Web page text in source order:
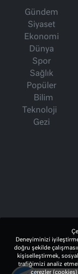
Gündem
Siyaset
Ekonomi
Dünya
Spor
Sağlık
Popüler
Bilim
Teknoloji
Gezi
Deneyiminizi
doğru şekilde
kişiselleştirmek,
trafiğimizi analiz
çerezler